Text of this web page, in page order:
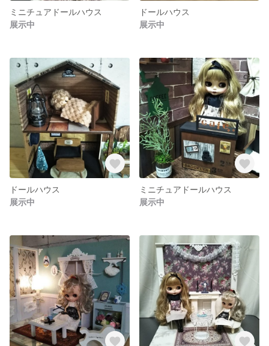
ミニチュアドールハウス
展示中
ドールハウス
展示中
ドールハウス
展示中
ミニチュアドールハウス
展示中